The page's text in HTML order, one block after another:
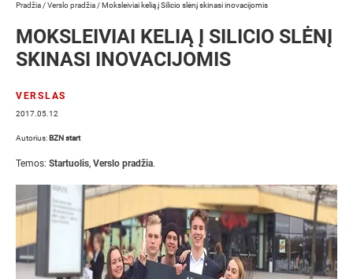
Pradžia /Verslo pradžia /Moksleiviai kelią į Silicio slėnį skinasi inovacijomis
MOKSLEIVIAI KELIĄ Į SILICIO SLĖNĮ
SKINASI INOVACIJOMIS
VERSLAS
2017.05.12
Autorius: BZN start
Temos: Startuolis, Verslo pradžia.